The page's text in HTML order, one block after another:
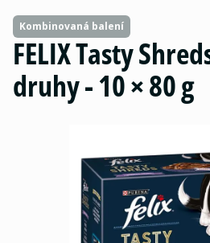
Kombinovaná balení
FELIX Tasty
druhy - 10 × 80 g